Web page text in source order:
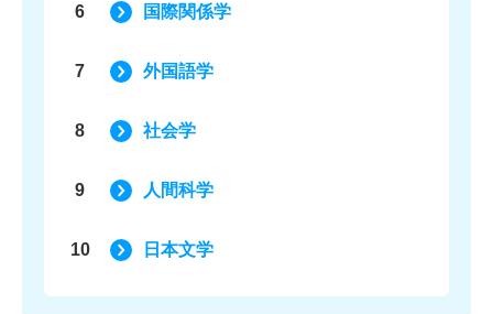
6 国際関係学
7 外国語学
8 社会学
9 人間科学
10 日本文学